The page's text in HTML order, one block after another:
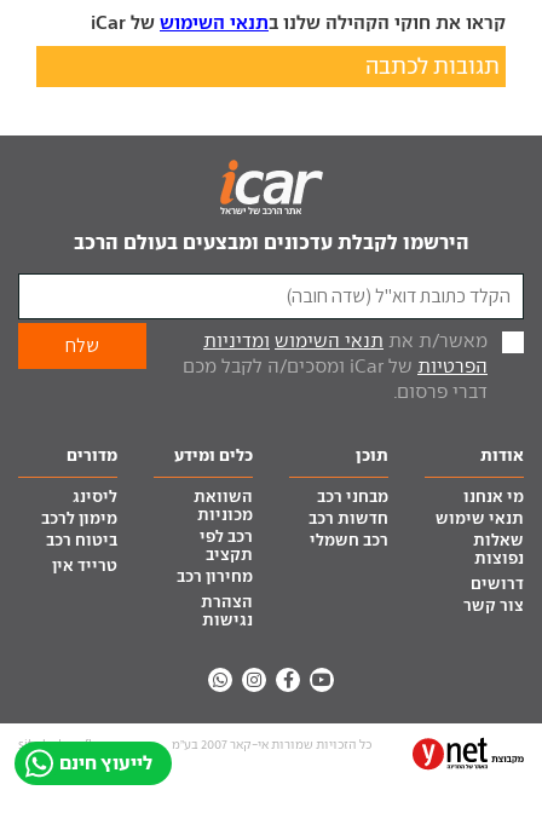
קראו את חוקי הקהילה שלנו בתנאי השימוש של iCar
תגובות לכתבה
לייעוץ חינם
הירשמו לקבלת עדכונים ומבצעים בעולם הרכב
מאשר/ת את תנאי השימוש ומדיניות
הפרטיות
של iCar ומסכים/ה לקבל מכם
דברי פרסום.
אודות
מי אנחנו
תנאי שימוש
שאלות
נפוצות
דרושים
צור קשר
תוכן
מבחני רכב
חדשות רכב
רכב חשמלי
כלים ומידע
השוואת
מכוניות
רכב לפי
תקציב
מחירון רכב
הצהרת
נגישות
מדורים
ליסינג
מימון לרכב
ביטוח רכב
טרייד אין
כל הזכויות שמורות אי-קאר 2007 בע”מ site by tq.soft